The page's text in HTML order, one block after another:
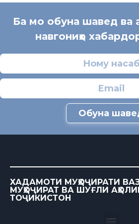
Ба мо обуна шавед ва
навгониҳо
Обуна
ХАДАМОТИ МУҲОҶИРАТИ
МУҲОҶИРАТ ВА ШУҒЛИ
ТОҶИКИСТОН